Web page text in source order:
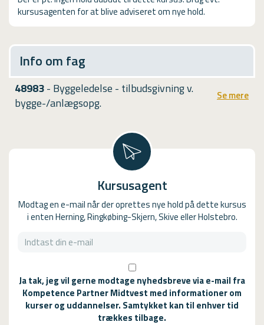
kursusagenten for at blive adviseret om nye hold.
Info om fag
48983- Byggeledelse - tilbudsgivning v.
bygge-/anlægsopg.
Se mere
Kursusagent
Modtag en e-mail når der oprettes nye hold på dette kursus
i enten Herning, Ringkøbing-Skjern, Skive eller Holstebro.
Ja tak, jeg vil gerne modtage nyhedsbreve via e-mail fra
Kompetence Partner Midtvest med informationer om
kurser og uddannelser. Samtykket kan til enhver tid
trækkes tilbage.